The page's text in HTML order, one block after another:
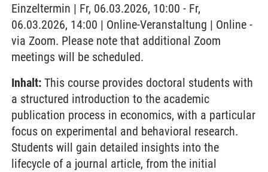
Einzeltermin | Fr, 06.03.2026, 10:00 - Fr,
06.03.2026, 14:00 | Online-Veranstaltung | Online -
via Zoom. Please note that additional Zoom
meetings will be scheduled.
Inhalt: This course provides doctoral students with
a structured introduction to the academic
publication process in economics, with a particular
focus on experimental and behavioral research.
Students will gain detailed insights into the
lifecycle of a journal article, from the initial